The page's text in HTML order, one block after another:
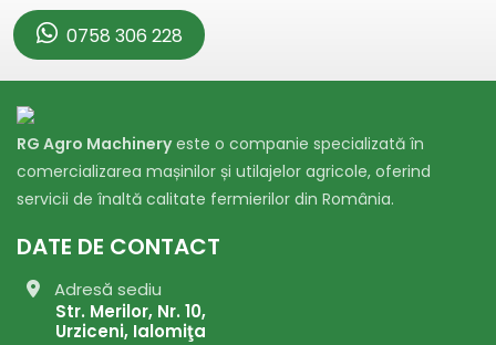
0758 306 228
RG Agro Machineryeste o companie specializată în
comercializarea mașinilor și utilajelor agricole, oferind
servicii de înaltă calitate fermierilor din România.
DATE DE CONTACT
Adresă sediu
Str. Merilor, Nr. 10,
Urziceni, Ialomiţa